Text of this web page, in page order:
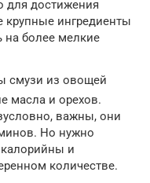
для достижения
ингредиенты
на более мелкие
смузи из овощей
масла и орехов.
важны, они
Но нужно
и
количестве.